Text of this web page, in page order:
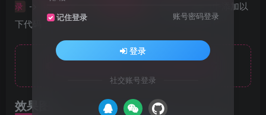
录
->
，在代码编辑框中添加以
下代码：
效果图：
记住登录 账号密码登录
登录
社交账号登录